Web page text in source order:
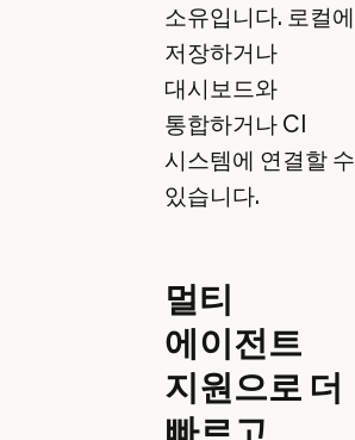
소유입니다. 로컬에
저장하거나
대시보드와
통합하거나 CI
시스템에 연결할 수
있습니다.
멀티
에이전트
지원으로 더
빠르고